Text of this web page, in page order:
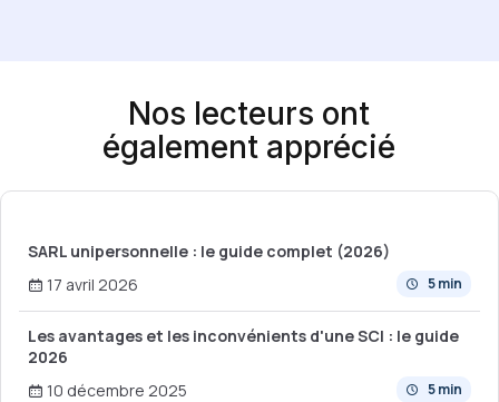
Nos lecteurs ont
également apprécié
SARL unipersonnelle : le guide complet (2026)
5 min
17 avril 2026
Les avantages et les inconvénients d'une SCI : le guide
2026
5 min
10 décembre 2025